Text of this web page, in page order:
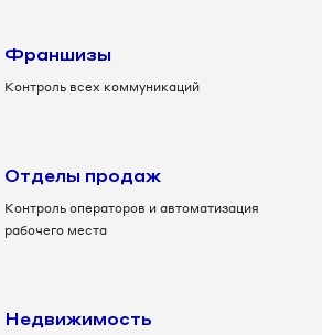
Франшизы
Контроль всех коммуникаций
Отделы продаж
Контроль операторов и автоматизация
рабочего места
Недвижимость